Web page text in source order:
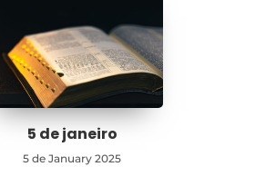
5 de janeiro
5 de January 2025